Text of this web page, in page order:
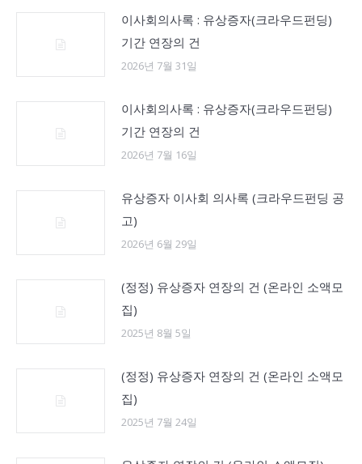
이사회의사록 : 유상증자(크라우드펀딩)
기간 연장의 건
2026년 7월 31일
이사회의사록 : 유상증자(크라우드펀딩)
기간 연장의 건
2026년 7월 16일
유상증자 이사회 의사록 (크라우드펀딩 공
고)
2026년 6월 29일
(정정) 유상증자 연장의 건 (온라인 소액모
집)
2025년 8월 5일
(정정) 유상증자 연장의 건 (온라인 소액모
집)
2025년 7월 24일